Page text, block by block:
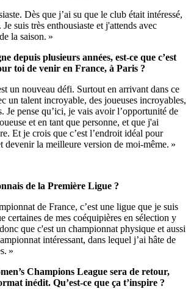
Dès que j’ai su que le club était intéressé,
suis très enthousiaste et j'attends avec
la saison. »
depuis plusieurs années, est-ce que c’est
toi de venir en France, à Paris ?
un nouveau défi. Surtout en arrivant dans ce
un talent incroyable, des joueuses incroyables,
Je pense qu’ici, je vais avoir l’opportunité de
et en tant que personne, et que j'ai
Et je crois que c’est l’endroit idéal pour
devenir la meilleure version de moi-même. »
de la Première Ligue ?
de France, c’est une ligue que je suis
certaines de mes coéquipières en sélection y
que c'est un championnat physique et aussi
intéressant, dans lequel j’ai hâte de
»
Champions League sera de retour,
inédit. Qu’est-ce que ça t’inspire ?